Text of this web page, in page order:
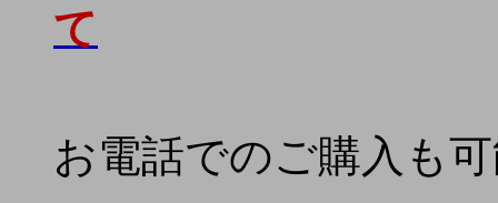
て
お電話でのご購入も